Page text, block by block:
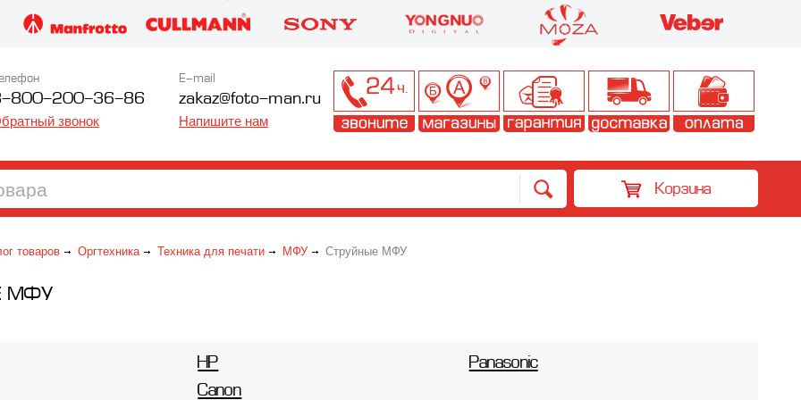
800-200-36-86
звонок
E-mail
zakaz@foto-man.ru
Напишите нам
Корзина
товаров Оргтехника Техника для печати МФУ Струйные МФУ
МФУ
HP
Panasonic
Canon